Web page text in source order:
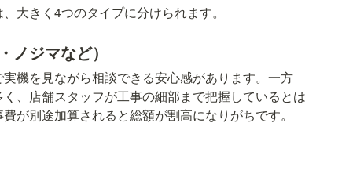
大きく4つのタイプに分けられます。
ノジマなど）
機を見ながら相談できる安心感があります。一方
、店舗スタッフが工事の細部まで把握しているとは
が別途加算されると総額が割高になりがちです。